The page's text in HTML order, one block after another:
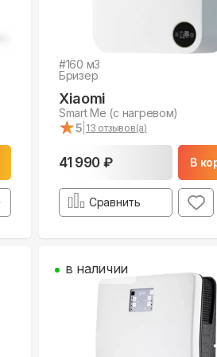
#160 м3
Бризер
Xiaomi
Smart Me (с нагревом)
★
★5 13 отзывов(а)
41 990 ₽ В
Сравнить
в наличии